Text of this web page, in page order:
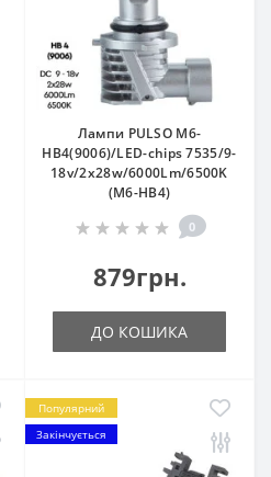
Лампи PULSO M6-
HВ4(9006)/LED-chips 7535/9-
18v/2x28w/6000Lm/6500K
(M6-HВ4)
0
879грн.
ДО КОШИКА
Популярний
Закінчується